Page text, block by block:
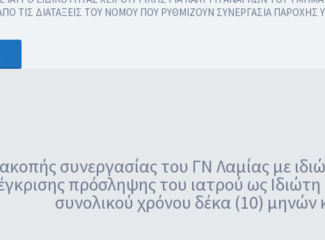
ΤΙΣ ΔΙΑΤΑΞΕΙΣ ΤΟΥ ΝΟΜΟΥ ΠΟΥ ΡYΘΜΙΖΟΥΝ ΣΥΝΕΡΓΑΣΙΑ
συνεργασίας του ΓΝ Λαμίας με
πρόσληψης του ιατρού ως
συνολικού χρόνου δέκα (10) μηνών